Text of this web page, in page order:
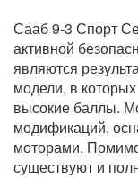
Сааб 9-3 Спорт
активной
являются
модели, в
высокие баллы.
модификаций,
моторами.
существуют и